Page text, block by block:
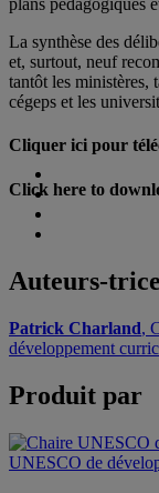
plans pédagogiques
La synthèse des
et, surtout, neuf
tantôt les ministères,
cégeps et les
Cliquer ici pour
Click here to
Auteurs-
Patrick Charland,
développement
Produit par
UNESCO de